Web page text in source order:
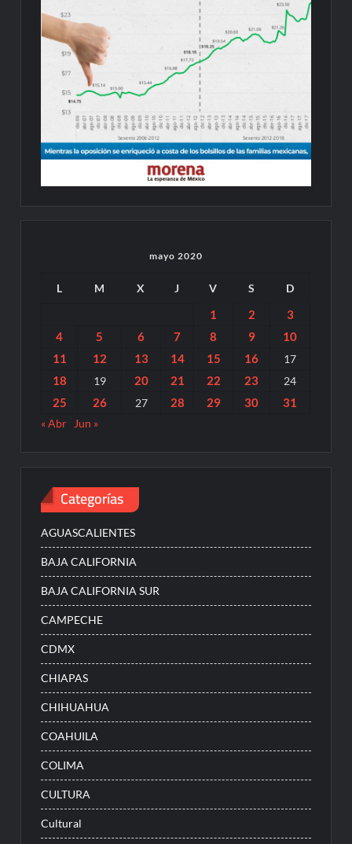
mayo 2020
L M X J V S D
1 2
3
4
5 6 7 8 9
10
11
12 13 14 15 16 17
18 19 20 21 22 23 24
25 26 27 28 29 30 31
« Abr Jun »
Categorías
AGUASCALIENTES
BAJA CALIFORNIA
BAJA CALIFORNIA SUR
CAMPECHE
CDMX
CHIAPAS
CHIHUAHUA
COAHUILA
COLIMA
CULTURA
Cultural